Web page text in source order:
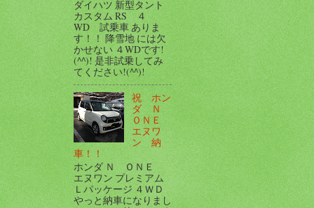
ダイハツ 新型タント
カスタム RS ４
WD 試乗車 ありま
す！！ 降雪地 には欠
かせない ４WDです!
(^^)! 是非試乗してみ
てください!(^^)!
祝 ホン
ダ Ｎ
ＯＮＥ
エヌワ
ン 納
車！！
ホンダ Ｎ ＯＮＥ
エヌワン プレミアム
Ｌパッケージ ４ＷＤ
やっと納車になりまし